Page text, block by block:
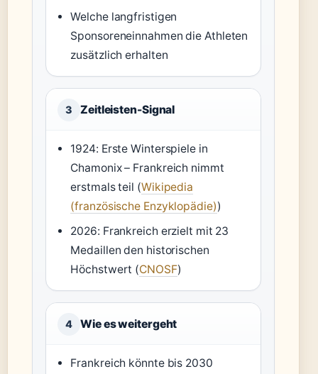
Welche langfristigen
Sponsoreneinnahmen die Athleten
zusätzlich erhalten
3 Zeitleisten-Signal
1924: Erste Winterspiele in
Chamonix – Frankreich nimmt
erstmals teil (Wikipedia
(französische Enzyklopädie))
2026: Frankreich erzielt mit 23
Medaillen den historischen
Höchstwert (CNOSF)
4 Wie es weitergeht
Frankreich könnte bis 2030